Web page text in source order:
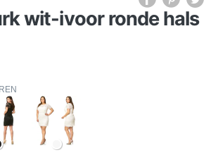
wit-ivoor ronde hals